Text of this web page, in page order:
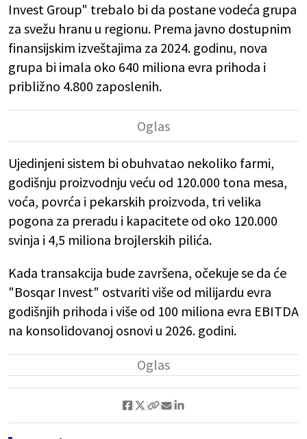
Invest Group" trebalo bi da postane vodeća grupa
za svežu hranu u regionu. Prema javno dostupnim
finansijskim izveštajima za 2024. godinu, nova
grupa bi imala oko 640 miliona evra prihoda i
približno 4.800 zaposlenih.
Ujedinjeni sistem bi obuhvatao nekoliko farmi,
godišnju proizvodnju veću od 120.000 tona mesa,
voća, povrća i pekarskih proizvoda, tri velika
pogona za preradu i kapacitete od oko 120.000
svinja i 4,5 miliona brojlerskih pilića.
Kada transakcija bude završena, očekuje se da će
"Bosqar Invest" ostvariti više od milijardu evra
godišnjih prihoda i više od 100 miliona evra EBITDA
na konsolidovanoj osnovi u 2026. godini.